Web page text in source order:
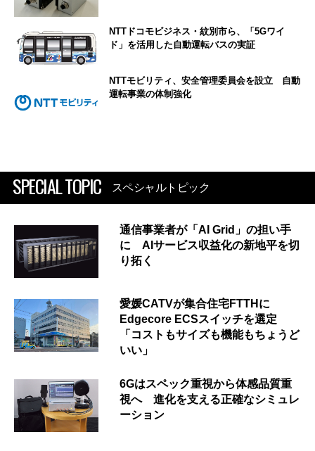
NTTドコモビジネス・紋別市ら、「5Gワイ
ド」を活用した自動運転バスの実証
NTTモビリティ、安全管理委員会を設立 自動
運転事業の体制強化
SPECIAL TOPIC スペシャルトピック
通信事業者が「AI Grid」の担い手
に AIサービス収益化の新地平を切
り拓く
愛媛CATVが集合住宅FTTHに
Edgecore ECSスイッチを選定
「コストもサイズも機能もちょうど
いい」
6Gはスペック重視から体感品質重
視へ 進化を支える正確なシミュレ
ーション